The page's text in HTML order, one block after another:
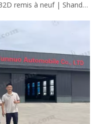
Bus à moteur avant Yutong ZK6932D remis à neuf | Shandong Yunnuo